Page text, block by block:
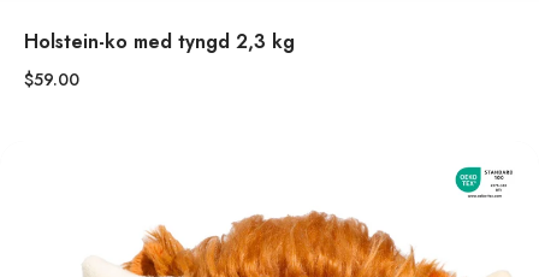
Holstein-ko med tyngd 2,3 kg
$59.00